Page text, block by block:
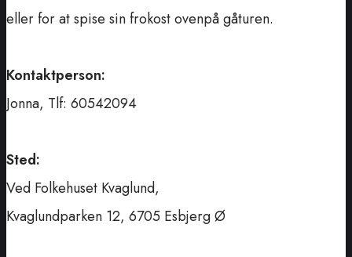
eller for at spise sin frokost ovenpå gåturen.
Kontaktperson:
Jonna, Tlf: 60542094
Sted:
Ved Folkehuset Kvaglund,
Kvaglundparken 12, 6705 Esbjerg Ø